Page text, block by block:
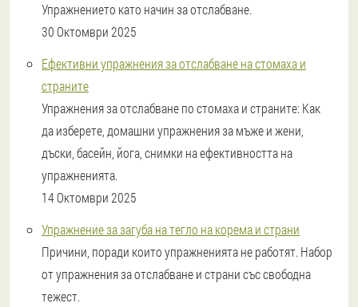
Упражнението като начин за отслабване.
30 Октомври 2025
Ефективни упражнения за отслабване на стомаха и
страните
Упражнения за отслабване по стомаха и страните: Как
да изберете, домашни упражнения за мъже и жени,
дъски, басейн, йога, снимки на ефективността на
упражненията.
14 Октомври 2025
Упражнение за загуба на тегло на корема и страни
Причини, поради които упражненията не работят. Набор
от упражнения за отслабване и страни със свободна
тежест.